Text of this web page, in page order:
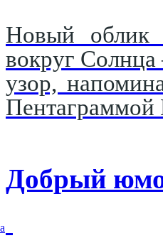
Новый облик
вокруг Солнца
узор,
Добрый